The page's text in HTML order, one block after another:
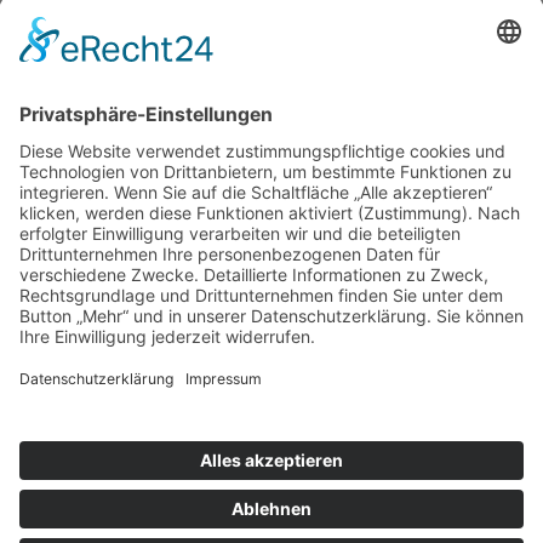
wirst du direkt weitergeleitet, um deinen Mitglieds-
Account auf unserer Seite zu erstellen.
Wenn du bereits einen Account bei uns hast, logge
dich einfach mit deinen bestehenden Nutzerdaten
dort ein.
Dein Kurs steht dir dort dann direkt zur Verfügung.
Solltest du Hilfe benötigen, sind wir via
athoch@flowoflove.defür dich da!